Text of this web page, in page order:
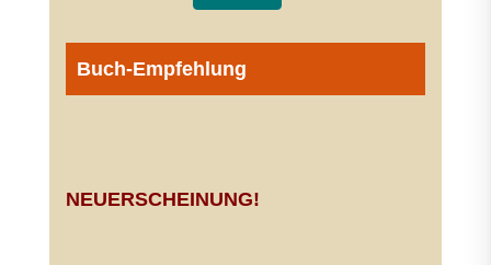
Buch-Empfehlung
NEUERSCHEINUNG!